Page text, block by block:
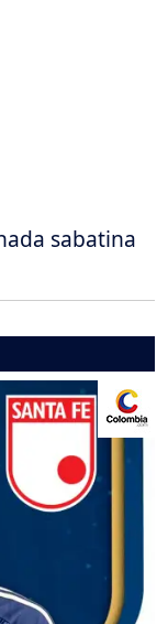
sabatina